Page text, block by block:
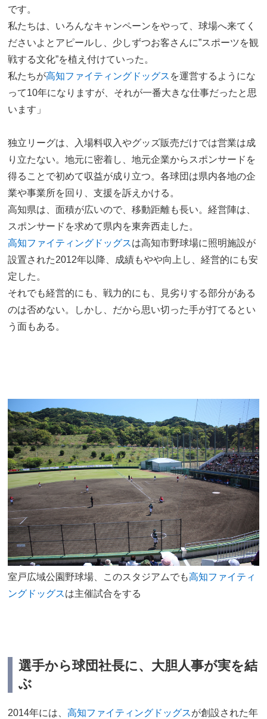
です。
私たちは、いろんなキャンペーンをやって、球場へ来てく
ださいよとアピールし、少しずつお客さんに”スポーツを観
戦する文化”を植え付けていった。
私たちが高知ファイティングドッグス を運営するようにな
って10年になりますが、それが一番大きな仕事だったと思
います」
独立リーグは、入場料収入やグッズ販売だけでは営業は成
り立たない。地元に密着し、地元企業からスポンサードを
得ることで初めて収益が成り立つ。各球団は県内各地の企
業や事業所を回り、支援を訴えかける。
高知県は、面積が広いので、移動距離も長い。経営陣は、
スポンサードを求めて県内を東奔西走した。
高知ファイティングドッグスは高知市野球場に照明施設が
設置された2012年以降、成績もやや向上し、経営的にも安
定した。
それでも経営的にも、戦力的にも、見劣りする部分がある
のは否めない。しかし、だから思い切った手が打てるとい
う面もある。
室戸広域公園野球場、このスタジアムでも高知ファイティ
ングドッグスは主催試合をする
選手から球団社長に、大胆人事が実を結
ぶ
2014年には、高知ファイティングドッグスが創設された年